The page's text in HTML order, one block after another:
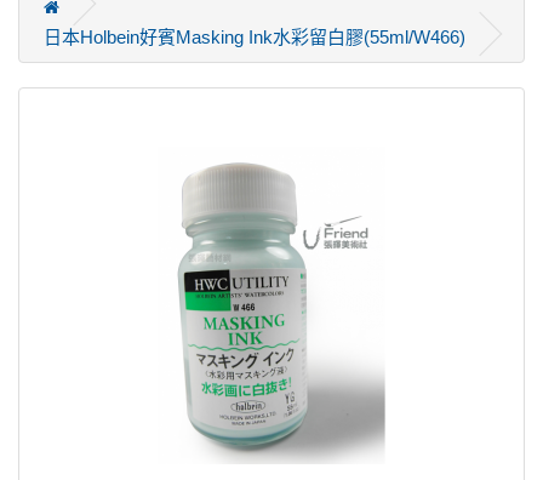
日本Holbein好賓Masking Ink水彩留白膠(55ml/W466)